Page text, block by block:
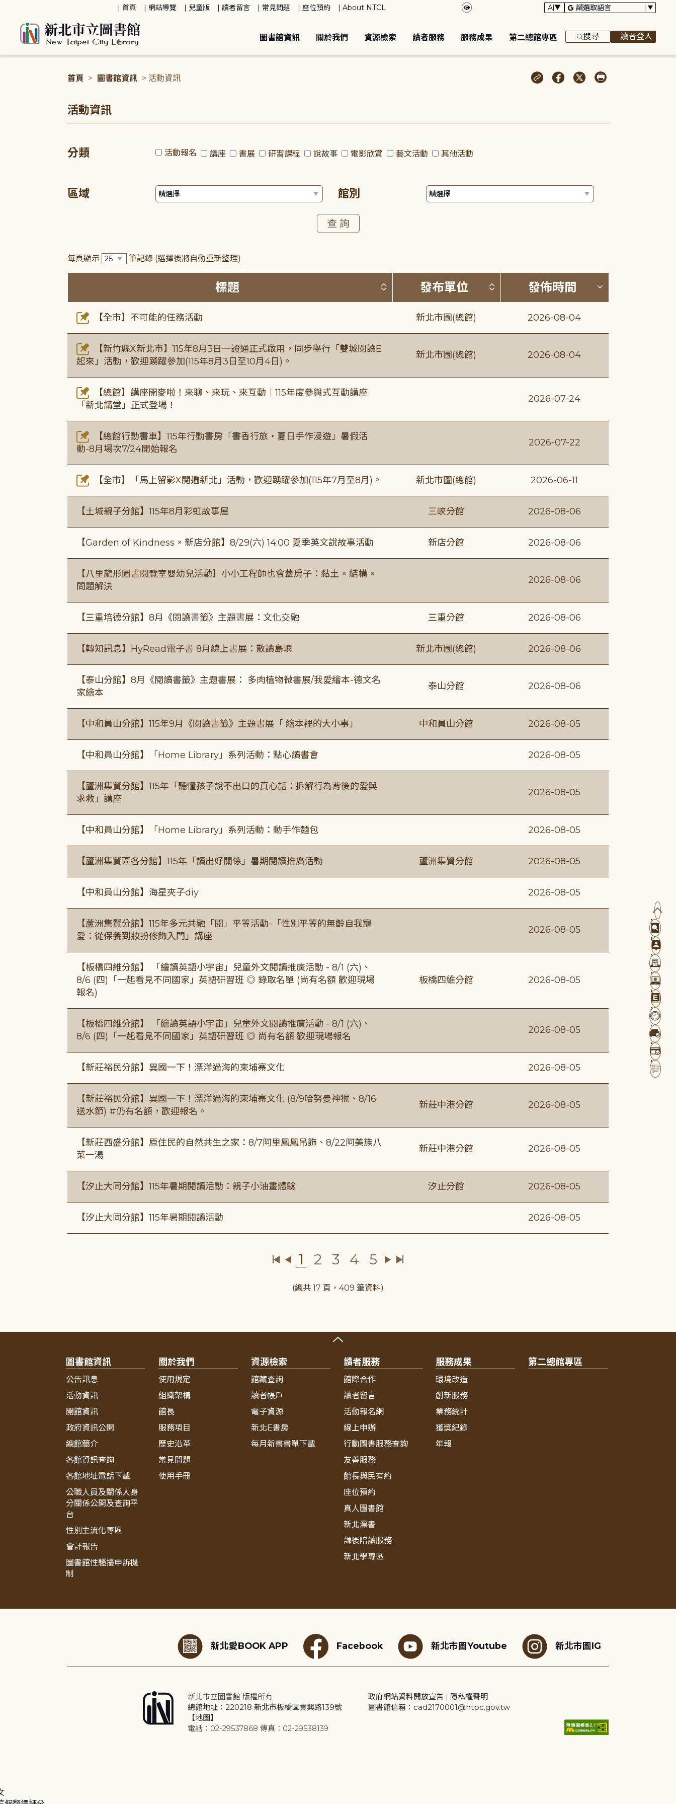
首頁 網站導覽 兒童版 讀者留言 常見問題 座位預約 About NTCL
圖書館資訊 關於我們 資源檢索 讀者服務 服務成果 第二總館專區 搜尋 讀者登入
首頁 > 圖書館資訊 > 活動資訊
活動資訊
分類 活動報名 講座 書展 研習課程 說故事 電影欣賞 藝文活動 其他活動
區域 館別
每頁顯示 筆記錄 (選擇後將自動重新整理)
標題 按標題排序 (升降冪)
發布單位 按發布單位排序 (升降冪)
發佈時間 按發佈時間
【全市】不可能的任務活動 新北市圖(總館) 2026-08-04
【新竹縣X新北市】115年8月3日一證通正式啟用，同步舉行「雙城閱讀E
起來」活動，歡迎踴躍參加(115年8月3日至10月4日)。
新北市圖(總館) 2026-08-04
【總館】講座開麥啦！來聊、來玩、來互動｜115年度參與式互動講座
「新北講堂」正式登場！
2026-07-24
【總館行動書車】115年行動書房「書香行旅・夏日手作漫遊」暑假活
動-8月場次7/24開始報名
2026-07-22
【全市】「馬上留影X閱遍新北」活動，歡迎踴躍參加(115年7月至8月)。 新北市圖(總館) 2026-06-11
【土城親子分館】115年8月彩虹故事屋 三峽分館 2026-08-06
【Garden of Kindness × 新店分館】8/29(六) 14:00 夏季英文說故事活動 新店分館 2026-08-06
【八里龍形圖書閱覽室嬰幼兒活動】小小工程師也會蓋房子：黏土 × 結構 ×
問題解決
2026-08-06
【三重培德分館】8月《閱讀書籤》主題書展：文化交融 三重分館 2026-08-06
【轉知訊息】HyRead電子書 8月線上書展：散讀島嶼 新北市圖(總館) 2026-08-06
【泰山分館】8月《閱讀書籤》主題書展： 多肉植物微書展/我愛繪本-德文名
家繪本
泰山分館 2026-08-06
【中和員山分館】115年9月《閱讀書籤》主題書展「 繪本裡的大小事」 中和員山分館 2026-08-05
【中和員山分館】「Home Library」系列活動：點心讀書會 2026-08-05
【蘆洲集賢分館】115年「聽懂孩子說不出口的真心話：拆解行為背後的愛與
求救」講座
2026-08-05
【中和員山分館】「Home Library」系列活動：動手作麵包 2026-08-05
【蘆洲集賢區各分館】115年「讀出好關係」暑期閱讀推廣活動 蘆洲集賢分館 2026-08-05
【中和員山分館】海星夾子diy 2026-08-05
【蘆洲集賢分館】115年多元共融「閱」平等活動-「性別平等的無齡自我寵
愛：從保養到妝扮修飾入門」講座
2026-08-05
【板橋四維分館】 「繪讀英語小宇宙」兒童外文閱讀推廣活動 - 8/1 (六)、
8/6 (四)「一起看見不同國家」英語研習班 ◎ 錄取名單 (尚有名額 歡迎現場
報名)
板橋四維分館 2026-08-05
【板橋四維分館】 「繪讀英語小宇宙」兒童外文閱讀推廣活動 - 8/1 (六)、
8/6 (四)「一起看見不同國家」英語研習班 ◎ 尚有名額 歡迎現場報名
2026-08-05
【新莊裕民分館】異國一下！漂洋過海的柬埔寨文化 2026-08-05
【新莊裕民分館】異國一下！漂洋過海的柬埔寨文化 (8/9哈努曼神猴、8/16
送水節) #仍有名額，歡迎報名。
新莊中港分館 2026-08-05
【新莊西盛分館】原住民的自然共生之家：8/7阿里鳳鳳吊飾、8/22阿美族八
菜一湯
新莊中港分館 2026-08-05
【汐止大同分館】115年暑期閱讀活動：親子小油畫體驗 汐止分館 2026-08-05
【汐止大同分館】115年暑期閱讀活動 2026-08-05
1 2 3 4 5
(總共 17 頁，409 筆資料)
圖書館資訊
公告訊息
活動資訊
開館資訊
政府資訊公開
總館簡介
各館資訊查詢
各館地址電話下載
公職人員及關係人身
分關係公開及查詢平
台
性別主流化專區
會計報告
圖書館性騷擾申訴機
制
關於我們
使用規定
組織架構
館長
服務項目
歷史沿革
常見問題
使用手冊
資源檢索
館藏查詢
讀者帳戶
電子資源
新北E書房
每月新書書單下載
讀者服務
館際合作
讀者留言
活動報名網
線上申辦
行動圖書服務查詢
友善服務
館長與民有約
座位預約
真人圖書館
新北漂書
課後陪讀服務
新北學專區
服務成果
環境改造
創新服務
業務統計
獲獎紀錄
年報
第二總館專區
新北愛BOOK APP Facebook 新北市圖Youtube 新北市圖IG
新北市立圖書館 版權所有
總館地址：220218 新北市板橋區貴興路139號
【地圖】
電話：02-29537868 傳真：02-29538139
政府網站資料開放宣告 | 隱私權聲明
圖書館信箱：cad2170001@ntpc.gov.tw